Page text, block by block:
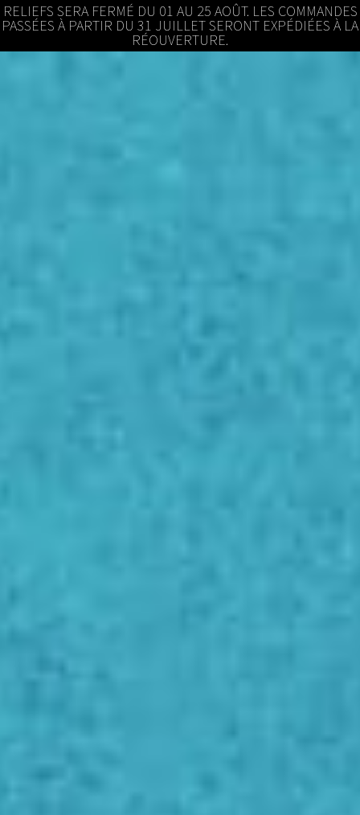
RELIEFS SERA FERMÉ DU 01 AU 25 AOÛT. LES COMMANDES
PASSÉES À PARTIR DU 31 JUILLET SERONT EXPÉDIÉES À LA
RÉOUVERTURE.